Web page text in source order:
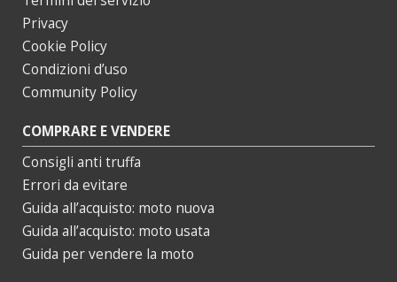
Privacy
Cookie Policy
Condizioni d’uso
Community Policy
COMPRARE E VENDERE
Consigli anti truffa
Errori da evitare
Guida all’acquisto: moto nuova
Guida all’acquisto: moto usata
Guida per vendere la moto